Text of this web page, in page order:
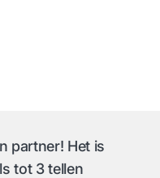
partner! Het is
tot 3 tellen